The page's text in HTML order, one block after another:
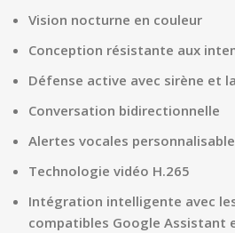
Vision nocturne en couleur
Conception résistante aux
Défense active avec sirène et
Conversation bidirectionnelle
Alertes vocales
Technologie vidéo H.265
Intégration intelligente avec
compatibles Google Assistant